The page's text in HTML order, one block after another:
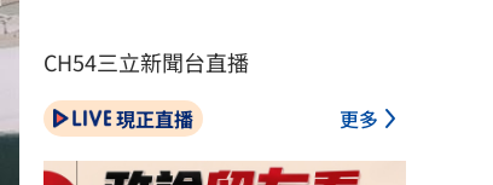
CH54三立新聞台直播
現正直播 更多